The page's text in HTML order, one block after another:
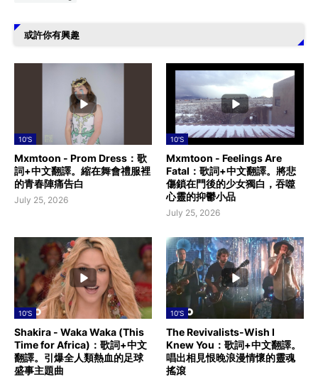
或許你有興趣
10'S
Mxmtoon - Prom Dress：歌
詞+中文翻譯。縮在舞會禮服裡
的青春陣痛告白
July 25, 2026
10'S
Mxmtoon - Feelings Are
Fatal：歌詞+中文翻譯。將悲
傷鎖在門後的少女獨白，吞噬
心靈的抑鬱小品
July 25, 2026
10'S
Shakira - Waka Waka (This
Time for Africa)：歌詞+中文
翻譯。引爆全人類熱血的足球
盛事主題曲
10'S
The Revivalists-Wish I
Knew You：歌詞+中文翻譯。
唱出相見恨晚浪漫情懷的靈魂
搖滾